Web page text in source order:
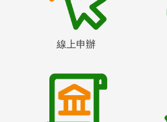
線上申辦